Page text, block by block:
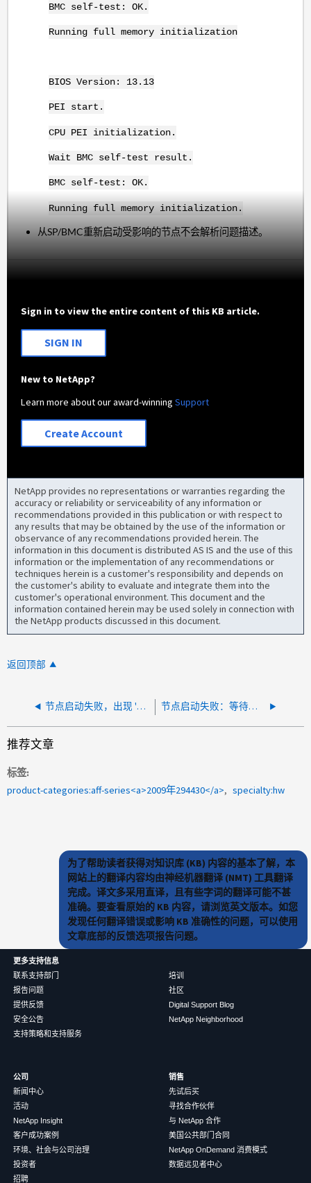
BMC self-test: OK.
Running full memory initialization
BIOS Version: 13.13
PEI start.
CPU PEI initialization.
Wait BMC self-test result.
BMC self-test: OK.
Running full memory initialization.
从SP/BMC重新启动受影响的节点不会解析问题描述。
Sign in to view the entire content of this KB article.
SIGN IN
New to NetApp?
Learn more about our award-winningSupport
Create Account
NetApp provides no representations or warranties regarding the
accuracy or reliability or serviceability of any information or
recommendations provided in this publication or with respect to
any results that may be obtained by the use of the information or
observance of any recommendations provided herein. The
information in this document is distributed AS IS and the use of this
information or the implementation of any recommendations or
techniques herein is a customer's responsibility and depends on
the customer's ability to evaluate and integrate them into the
customer's operational environment. This document and the
information contained herein may be used solely in connection with
the NetApp products discussed in this document.
返回顶部
节点启动失败，出现 'Waiting for SP ...' ，所有传感器都正常 节点启动失败：等待保留清除，HA 互连错误验证电缆连接是否正确
推荐文章
标签
product-categories:aff-series<a>2009年294430</a>
specialty:hw
为了帮助读者获得对知识库 (KB) 内容的基本了解，本
网站上的翻译内容均由神经机器翻译 (NMT) 工具翻译
完成。译文多采用直译，且有些字词的翻译可能不甚
准确。要查看原始的 KB 内容，请浏览英文版本。如您
发现任何翻译错误或影响 KB 准确性的问题，可以使用
文章底部的反馈选项报告问题。
更多支持信息
联系支持部门
报告问题
提供反馈
安全公告
支持策略和支持服务
培训
社区
Digital Support Blog
NetApp Neighborhood
公司
新闻中心
活动
NetApp Insight
客户成功案例
环境、社会与公司治理
投资者
招聘
销售
先试后买
寻找合作伙伴
与 NetApp 合作
美国公共部门合同
NetApp OnDemand 消费模式
数据远见者中心